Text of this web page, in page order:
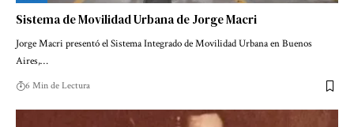
Sistema de Movilidad Urbana de Jorge Macri
Jorge Macri presentó el Sistema Integrado de Movilidad Urbana en Buenos
Aires,…
6 Min de Lectura